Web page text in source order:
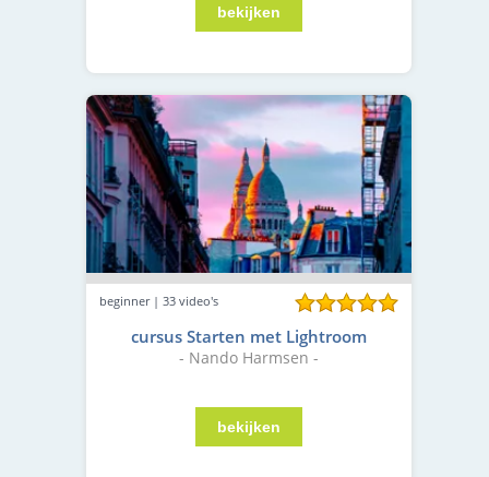
beginner | 33 video's
cursus Starten met Lightroom
- Nando Harmsen -